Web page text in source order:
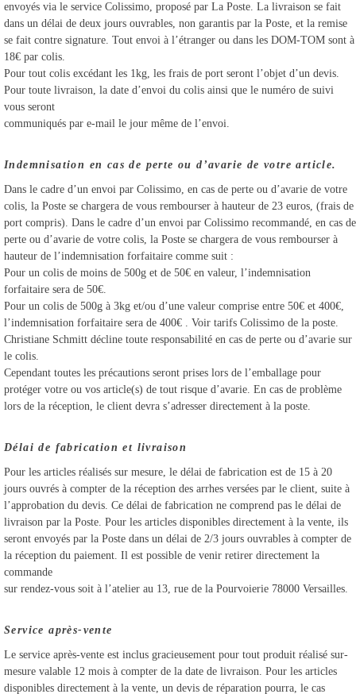
envoyés via le service Colissimo, proposé par La Poste. La livraison se fait
dans un délai de deux jours ouvrables, non garantis par la Poste, et la remise
se fait contre signature. Tout envoi à l’étranger ou dans les DOM-TOM sont à
18€ par colis.
Pour tout colis excédant les 1kg, les frais de port seront l’objet d’un devis.
Pour toute livraison, la date d’envoi du colis ainsi que le numéro de suivi
vous seront
communiqués par e-mail le jour même de l’envoi.
Indemnisation en cas de perte ou d’avarie de votre article.
Dans le cadre d’un envoi par Colissimo, en cas de perte ou d’avarie de votre
colis, la Poste se chargera de vous rembourser à hauteur de 23 euros, (frais de
port compris). Dans le cadre d’un envoi par Colissimo recommandé, en cas de
perte ou d’avarie de votre colis, la Poste se chargera de vous rembourser à
hauteur de l’indemnisation forfaitaire comme suit :
Pour un colis de moins de 500g et de 50€ en valeur, l’indemnisation
forfaitaire sera de 50€.
Pour un colis de 500g à 3kg et/ou d’une valeur comprise entre 50€ et 400€,
l’indemnisation forfaitaire sera de 400€ . Voir tarifs Colissimo de la poste.
Christiane Schmitt décline toute responsabilité en cas de perte ou d’avarie sur
le colis.
Cependant toutes les précautions seront prises lors de l’emballage pour
protéger votre ou vos article(s) de tout risque d’avarie. En cas de problème
lors de la réception, le client devra s’adresser directement à la poste.
Délai de fabrication et livraison
Pour les articles réalisés sur mesure, le délai de fabrication est de 15 à 20
jours ouvrés à compter de la réception des arrhes versées par le client, suite à
l’approbation du devis. Ce délai de fabrication ne comprend pas le délai de
livraison par la Poste. Pour les articles disponibles directement à la vente, ils
seront envoyés par la Poste dans un délai de 2/3 jours ouvrables à compter de
la réception du paiement. Il est possible de venir retirer directement la
commande
sur rendez-vous soit à l’atelier au 13, rue de la Pourvoierie 78000 Versailles.
Service après-vente
Le service après-vente est inclus gracieusement pour tout produit réalisé sur-
mesure valable 12 mois à compter de la date de livraison. Pour les articles
disponibles directement à la vente, un devis de réparation pourra, le cas